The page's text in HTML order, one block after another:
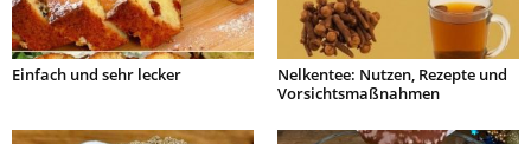
Einfach und sehr lecker
Nelkentee: Nutzen, Rezepte und
Vorsichtsmaßnahmen